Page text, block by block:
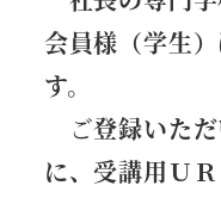
会員様（学生
す。
ご登録いた
に、受講用ＵＲ